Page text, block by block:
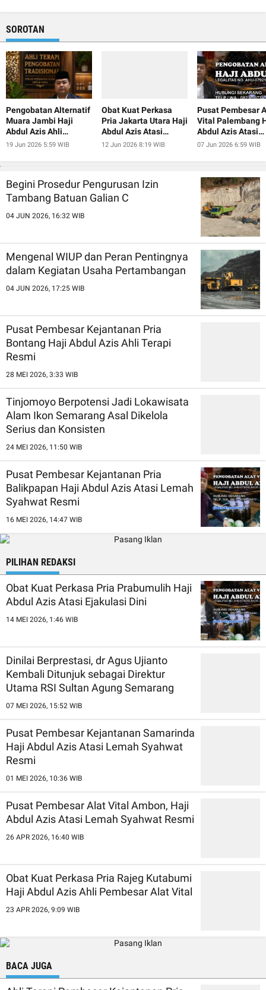
SOROTAN
Pengobatan Alternatif
Muara Jambi Haji
Abdul Azis Ahli
Pembesar Alat Vital
19 Jun 2026 5:59 WIB
Obat Kuat Perkasa
Pria Jakarta Utara Haji
Abdul Azis Atasi
Ejakulasi Dini
12 Jun 2026 8:19 WIB
Pusat Pembesar
Vital Palembang
Abdul Azis Atasi
Ejakulasi Dini
07 Jun 2026 6:59 WIB
Begini Prosedur Pengurusan Izin
Tambang Batuan Galian C
04 JUN 2026, 16:32 WIB
Mengenal WIUP dan Peran Pentingnya
dalam Kegiatan Usaha Pertambangan
04 JUN 2026, 17:25 WIB
Pusat Pembesar Kejantanan Pria
Bontang Haji Abdul Azis Ahli Terapi
Resmi
28 MEI 2026, 3:33 WIB
Tinjomoyo Berpotensi Jadi Lokawisata
Alam Ikon Semarang Asal Dikelola
Serius dan Konsisten
24 MEI 2026, 11:50 WIB
Pusat Pembesar Kejantanan Pria
Balikpapan Haji Abdul Azis Atasi Lemah
Syahwat Resmi
16 MEI 2026, 14:47 WIB
PILIHAN REDAKSI
Obat Kuat Perkasa Pria Prabumulih Haji
Abdul Azis Atasi Ejakulasi Dini
14 MEI 2026, 1:46 WIB
Dinilai Berprestasi, dr Agus Ujianto
Kembali Ditunjuk sebagai Direktur
Utama RSI Sultan Agung Semarang
07 MEI 2026, 15:52 WIB
Pusat Pembesar Kejantanan Samarinda
Haji Abdul Azis Atasi Lemah Syahwat
Resmi
01 MEI 2026, 10:36 WIB
Pusat Pembesar Alat Vital Ambon, Haji
Abdul Azis Atasi Lemah Syahwat Resmi
26 APR 2026, 16:40 WIB
Obat Kuat Perkasa Pria Rajeg Kutabumi
Haji Abdul Azis Ahli Pembesar Alat Vital
23 APR 2026, 9:09 WIB
BACA JUGA